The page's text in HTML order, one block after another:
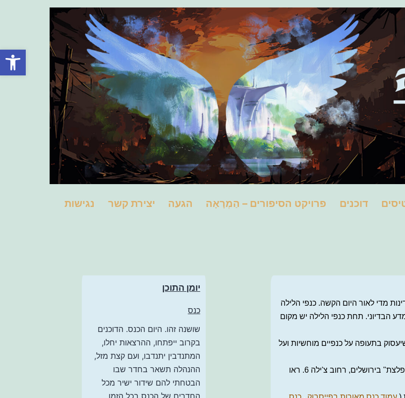
פתח
דוכנים פרויקט הסיפורים – הַמְרָאָה הגעה יצירת קשר נגישות
מדי לאור היום הקשה. כנפי הלילה
הבדיוני. תחת כנפי הלילה יש מקום
בנושא ”כנפי לילה” שיעסוק בתעופה על כנפיים מוחשיות ועל
בגן "המפלצת" בירושלים, רחוב צ'ילה 6. ראו
יומן התוכן
כנס
שושנה זהו. היום הכנס. הדוכנים
בקרוב ייפתחו, ההרצאות יחלו,
המתנדבין יתנדבו, ועם קצת מזל,
ההנהלה תשאר בחדר שבו
הבטחתי להם שידור ישיר מכל